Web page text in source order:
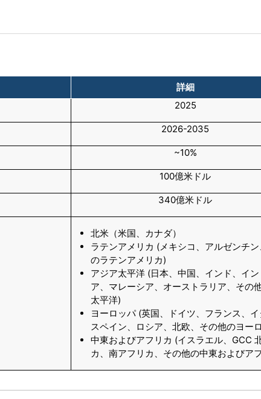
詳細
2025
2026-2035
~10%
100億米ドル
340億米ドル
北米（米国、カナダ）
ラテンアメリカ (メキシコ、アルゼンチ
のラテンアメリカ)
アジア太平洋 (日本、中国、インド、イ
ア、マレーシア、オーストラリア、その
太平洋)
ヨーロッパ (英国、ドイツ、フランス、イ
スペイン、ロシア、北欧、その他のヨー
中東およびアフリカ (イスラエル、GCC
カ、南アフリカ、その他の中東およびア